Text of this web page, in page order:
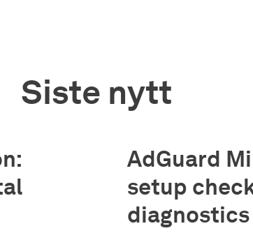
Siste nytt
AdGuard
setup
diagnostics